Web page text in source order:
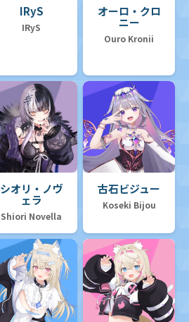
IRyS
IRyS
オーロ・クロ
ニー
Ouro Kronii
シオリ・ノヴ
ェラ
Shiori Novella
古石ビジュー
Koseki Bijou